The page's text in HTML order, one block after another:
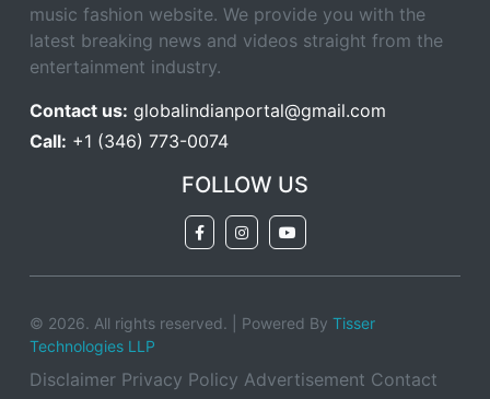
music fashion website. We provide you with the
latest breaking news and videos straight from the
entertainment industry.
Contact us: globalindianportal@gmail.com
Call: +1 (346) 773-0074
FOLLOW US
© 2026. All rights reserved. | Powered By Tisser
Technologies LLP
Disclaimer Privacy Policy Advertisement Contact